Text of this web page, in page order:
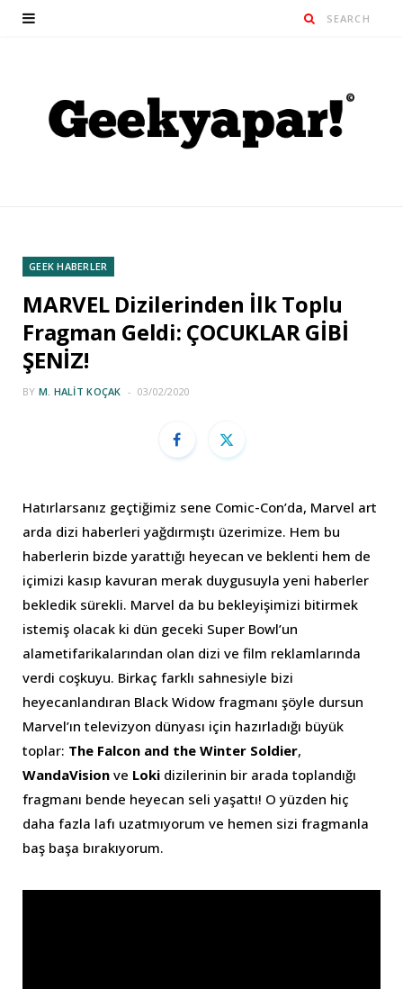
GEEK HABERLER
MARVEL Dizilerinden İlk Toplu
Fragman Geldi: ÇOCUKLAR GİBİ
ŞENİZ!
BY M. HALIT KOÇAK 03/02/2020
Hatırlarsanız geçtiğimiz sene Comic-Con’da, Marvel art
arda dizi haberleri yağdırmıştı üzerimize. Hem bu
haberlerin bizde yarattığı heyecan ve beklenti hem de
içimizi kasıp kavuran merak duygusuyla yeni haberler
bekledik sürekli. Marvel da bu bekleyişimizi bitirmek
istemiş olacak ki dün geceki Super Bowl’un
alametifarikalarından olan dizi ve film reklamlarında
verdi coşkuyu. Birkaç farklı sahnesiyle bizi
heyecanlandıran Black Widow fragmanı şöyle dursun
Marvel’ın televizyon dünyası için hazırladığı büyük
toplar: The Falcon and the Winter Soldier,
WandaVision ve Loki dizilerinin bir arada toplandığı
fragmanı bende heyecan seli yaşattı! O yüzden hiç
daha fazla lafı uzatmıyorum ve hemen sizi fragmanla
baş başa bırakıyorum.